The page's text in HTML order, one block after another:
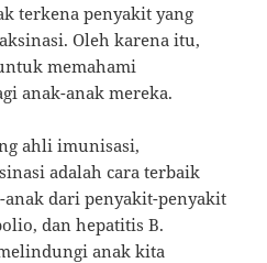
terkena penyakit yang
Oleh karena itu,
memahami
anak-anak mereka.
ahli imunisasi,
adalah cara terbaik
dari penyakit-penyakit
dan hepatitis B.
anak kita